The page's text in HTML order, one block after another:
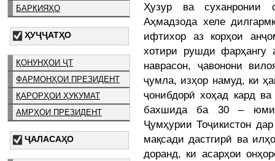
БАРҚИЯҲО
ҲУҶҶАТҲО
ҚОНУНҲОИ ҶТ
ФАРМОНҲОИ ПРЕЗИДЕНТ
ҚАРОРҲОИ ҲУКУМАТ
АМРҲОИ ПРЕЗИДЕНТ
ҶАЛАСАҲО
Ҳузур ва суханронии
Аҳмадзода хеле
ифтихор аз корҳои
хотири рушди фарҳангу
наврасон, ҷавонони
ҷумла, изҳор намуд, ки
ҷонибдорӣ хоҳад кард
бахшида ба 30 – юмин
Ҷумҳурии Тоҷикистон
мақсади дастгирӣ ва
доранд, ки асарҳои